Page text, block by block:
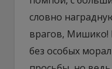
словно
врагов,
без особых